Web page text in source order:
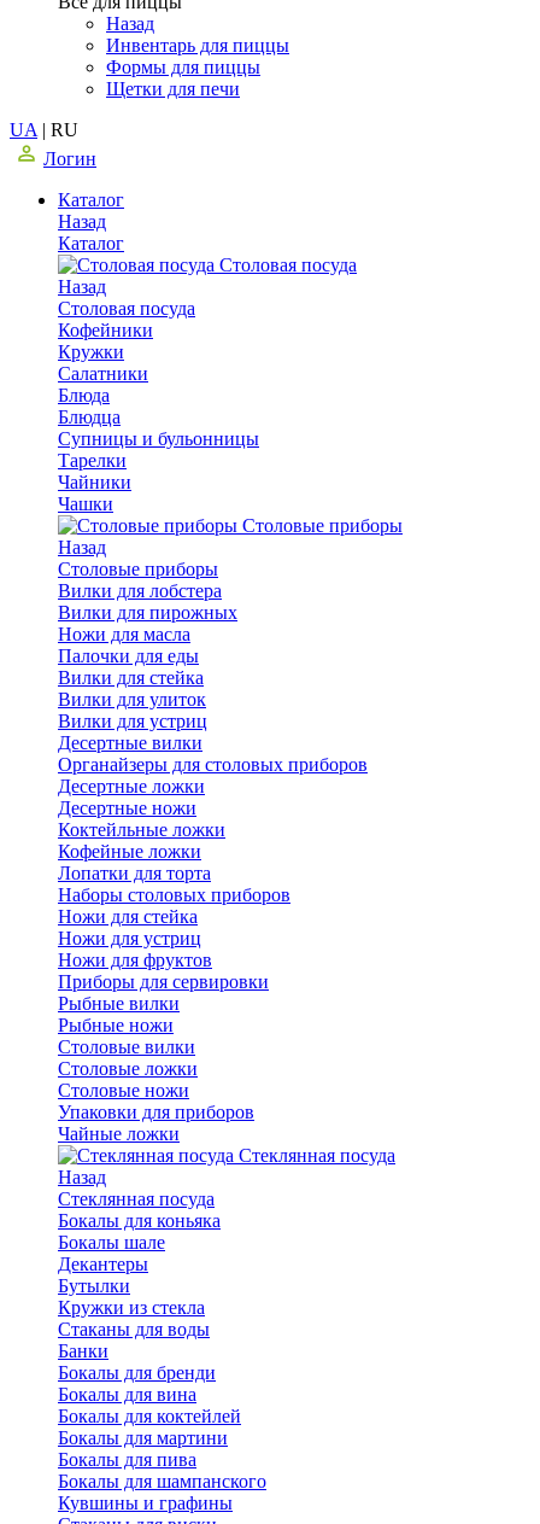
Назад
Инвентарь для пиццы
Формы для пиццы
Щетки для печи
UA | RU
Логин
Каталог
Назад
Каталог
Столовая посуда
Назад
Столовая посуда
Кофейники
Кружки
Салатники
Блюда
Блюдца
Супницы и бульонницы
Тарелки
Чайники
Чашки
Cтоловые приборы
Назад
Cтоловые приборы
Вилки для лобстера
Вилки для пирожных
Ножи для масла
Палочки для еды
Вилки для стейка
Вилки для улиток
Вилки для устриц
Десертные вилки
Органайзеры для столовых приборов
Десертные ложки
Десертные ножи
Коктейльные ложки
Кофейные ложки
Лопатки для торта
Наборы столовых приборов
Ножи для стейка
Ножи для устриц
Ножи для фруктов
Приборы для сервировки
Рыбные вилки
Рыбные ножи
Столовые вилки
Столовые ложки
Столовые ножи
Упаковки для приборов
Чайные ложки
Стеклянная посуда
Назад
Стеклянная посуда
Бокалы для коньяка
Бокалы шале
Декантеры
Бутылки
Кружки из стекла
Стаканы для воды
Банки
Бокалы для бренди
Бокалы для вина
Бокалы для коктейлей
Бокалы для мартини
Бокалы для пива
Бокалы для шампанского
Кувшины и графины